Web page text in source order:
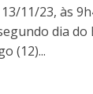
11/23, às
dia do
(12)...